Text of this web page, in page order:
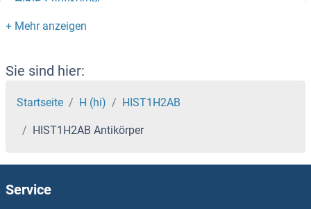
HIRA Antikörper
Hippocalcin Antikörper
HIPK4 Antikörper
HIPK3 Antikörper
Sie sind hier:
Startseite H (hi) HIST1H2AB
HIST1H2AB Antikörper
Service